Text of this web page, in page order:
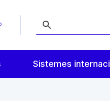
Sistemes